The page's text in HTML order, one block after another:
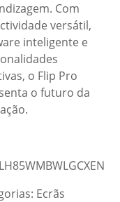
Com
versátil,
inteligente e
o Flip Pro
o futuro da
Ecrãs